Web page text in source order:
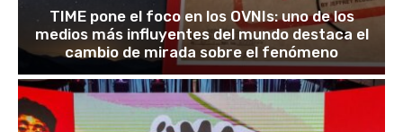
TIME pone el foco en los OVNIs: uno de los
medios más influyentes del mundo destaca el
cambio de mirada sobre el fenómeno